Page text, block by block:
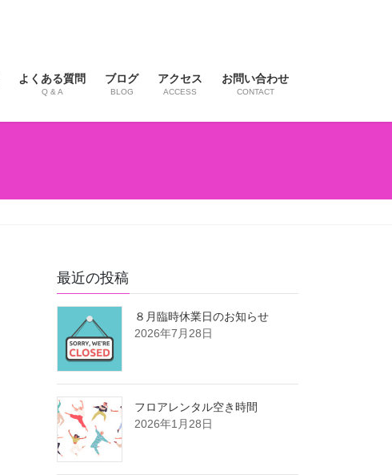
よくある質問
Q & A
ブログ
BLOG
アクセス
ACCESS
お問い合わせ
CONTACT
最近の投稿
８月臨時休業日のお知らせ
2026年7月28日
フロアレンタル空き時間
2026年1月28日